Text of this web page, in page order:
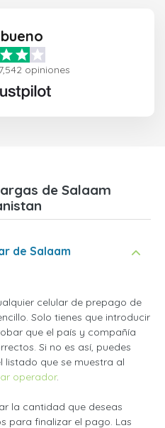
opiniones
de Salaam
de Salaam
celular de prepago de
Solo tienes que introducir
que el país y compañía
Si no es así, puedes
listado que se muestra al
operador.
la cantidad que deseas
para finalizar el pago. Las